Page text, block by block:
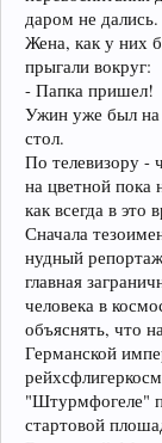
даром не дались.
Жена, как у них
прыгали вокруг:
- Папка пришел!
Ужин уже был на
стол.
По телевизору -
на цветной пока
как всегда в это
Сначала
нудный
главная
человека в
объяснять, что
Германской
"Штурмфогеле"
стартовой